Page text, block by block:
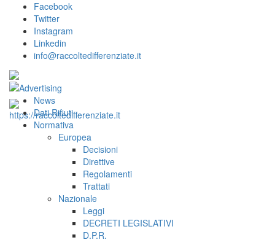
Facebook
Twitter
Instagram
Linkedin
info@raccoltedifferenziate.it
News
Dati Rifiuti
Normativa
Europea
Decisioni
Direttive
Regolamenti
Trattati
Nazionale
Leggi
DECRETI LEGISLATIVI
D.P.R.